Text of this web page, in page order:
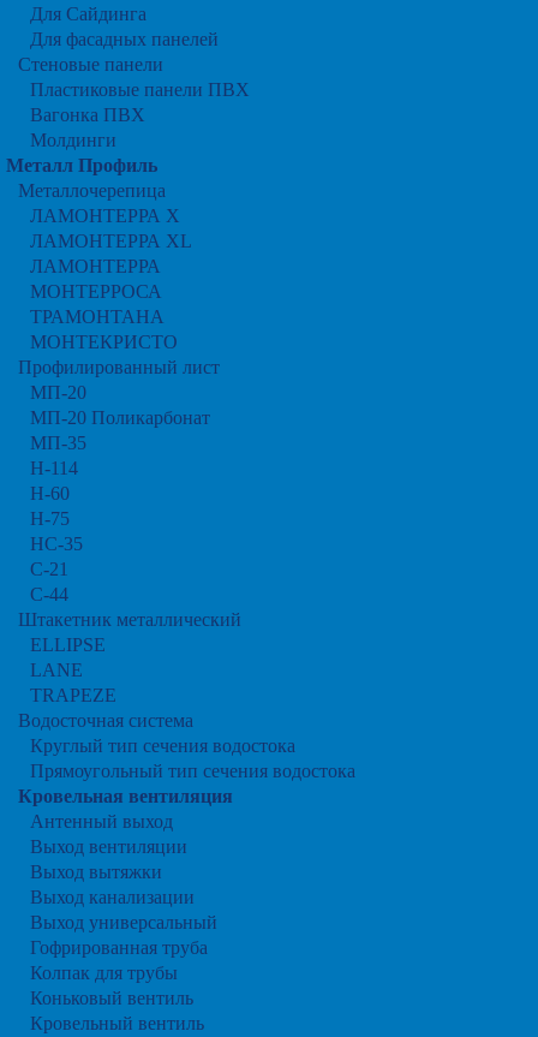
Для Сайдинга
Для фасадных панелей
Стеновые панели
Пластиковые панели ПВХ
Вагонка ПВХ
Молдинги
Металл Профиль
Металлочерепица
ЛАМОНТЕРРА X
ЛАМОНТЕРРА XL
ЛАМОНТЕРРА
МОНТЕРРОСА
ТРАМОНТАНА
МОНТЕКРИСТО
Профилированный лист
МП-20
МП-20 Поликарбонат
МП-35
Н-114
Н-60
Н-75
НС-35
С-21
С-44
Штакетник металлический
ELLIPSE
LАNE
TRAPEZE
Водосточная система
Круглый тип сечения водостока
Прямоугольный тип сечения водостока
Кровельная вентиляция
Антенный выход
Выход вентиляции
Выход вытяжки
Выход канализации
Выход универсальный
Гофрированная труба
Колпак для трубы
Коньковый вентиль
Кровельный вентиль